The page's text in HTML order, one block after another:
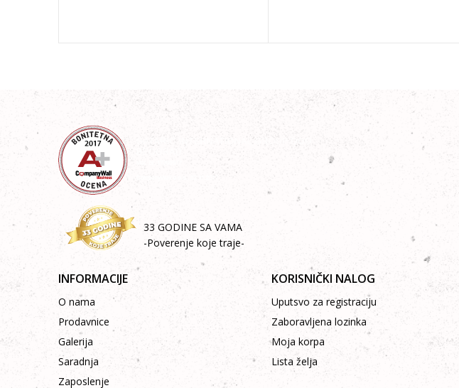
33 GODINE SA VAMA
-Poverenje koje traje-
INFORMACIJE
O nama
Prodavnice
Galerija
Saradnja
Zaposlenje
KORISNIČKI NALOG
Uputsvo za registraciju
Zaboravljena lozinka
Moja korpa
Lista želja